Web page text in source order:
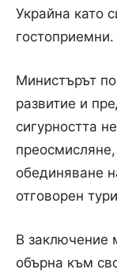
Украйна като
гостоприемни.
Министърът
развитие и
сигурността
обединяване
отговорен
В заключение
обърна към